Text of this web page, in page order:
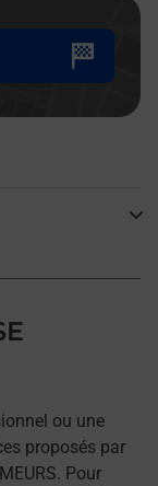
ou une
proposés par
Pour